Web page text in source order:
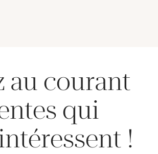
au courant
qui
!